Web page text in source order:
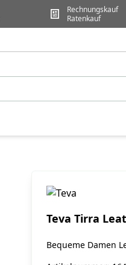
Rechnungskauf
Ratenkauf
Teva Tirra
Bequeme Damen